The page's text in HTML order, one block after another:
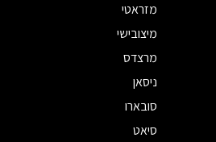
מזראטי
מיצובישי
מרצדס
ניסאן
סובארו
סיאט